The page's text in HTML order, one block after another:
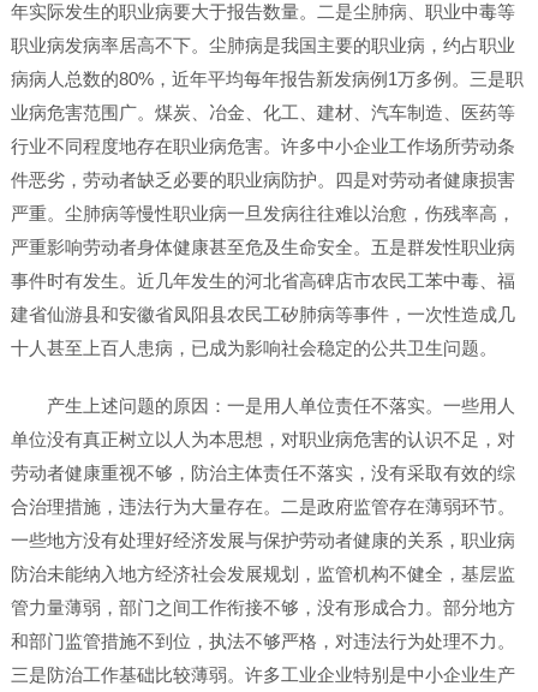
年实际发生的职业病要大于报告数量。二是尘肺病、职业中毒等
职业病发病率居高不下。尘肺病是我国主要的职业病，约占职业
病病人总数的80%，近年平均每年报告新发病例1万多例。三是职
业病危害范围广。煤炭、冶金、化工、建材、汽车制造、医药等
行业不同程度地存在职业病危害。许多中小企业工作场所劳动条
件恶劣，劳动者缺乏必要的职业病防护。四是对劳动者健康损害
严重。尘肺病等慢性职业病一旦发病往往难以治愈，伤残率高，
严重影响劳动者身体健康甚至危及生命安全。五是群发性职业病
事件时有发生。近几年发生的河北省高碑店市农民工苯中毒、福
建省仙游县和安徽省凤阳县农民工矽肺病等事件，一次性造成几
十人甚至上百人患病，已成为影响社会稳定的公共卫生问题。
产生上述问题的原因：一是用人单位责任不落实。一些用人
单位没有真正树立以人为本思想，对职业病危害的认识不足，对
劳动者健康重视不够，防治主体责任不落实，没有采取有效的综
合治理措施，违法行为大量存在。二是政府监管存在薄弱环节。
一些地方没有处理好经济发展与保护劳动者健康的关系，职业病
防治未能纳入地方经济社会发展规划，监管机构不健全，基层监
管力量薄弱，部门之间工作衔接不够，没有形成合力。部分地方
和部门监管措施不到位，执法不够严格，对违法行为处理不力。
三是防治工作基础比较薄弱。许多工业企业特别是中小企业生产